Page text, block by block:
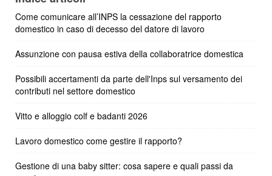
Come comunicare all’INPS la cessazione del rapporto
domestico in caso di decesso del datore di lavoro
Assunzione con pausa estiva della collaboratrice domestica
Possibili accertamenti da parte dell'Inps sul versamento dei
contributi nel settore domestico
Vitto e alloggio colf e badanti 2026
Lavoro domestico come gestire il rapporto?
Gestione di una baby sitter: cosa sapere e quali passi da